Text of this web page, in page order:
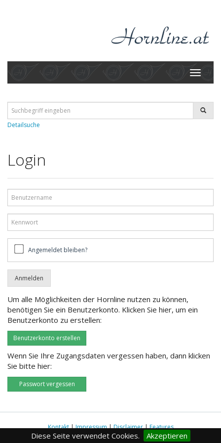
Diese Seite verwendet Cookies. Akzeptieren
Toggle
Detailsuche
Login
bleiben?Angemeldet bleiben?
Um alle Möglichkeiten der Hornline nutzen zu können,
benötigen Sie ein Benutzerkonto. Klicken Sie hier, um ein
Benutzerkonto zu erstellen:
Benutzerkonto erstellen
Wenn Sie Ihre Zugangsdaten vergessen haben, dann klicken
Sie bitte hier:
Passwort vergessen
Kontakt|Impressum|Disclaimer|Features